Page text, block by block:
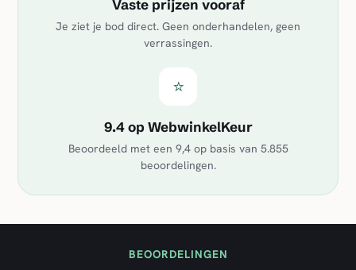
Vaste prijzen vooraf
Je ziet je bod direct. Geen onderhandelen, geen
verrassingen.
⭐
9.4 op WebwinkelKeur
Beoordeeld met een 9,4op basis van 5.855
beoordelingen.
BEOORDELINGEN